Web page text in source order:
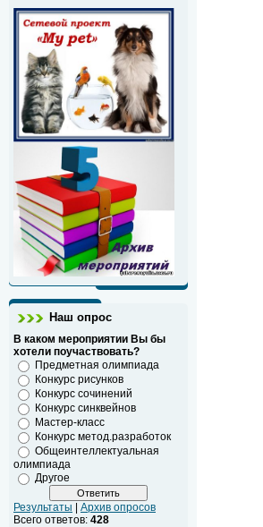
Наш опрос
В каком мероприятии Вы бы
хотели поучаствовать?
Предметная олимпиада
Конкурс рисунков
Конкурс сочинений
Конкурс синквейнов
Мастер-класс
Конкурс метод.разработок
Общеинтеллектуальная
олимпиада
Другое
Результаты
Архив опросов
Всего ответов: 428